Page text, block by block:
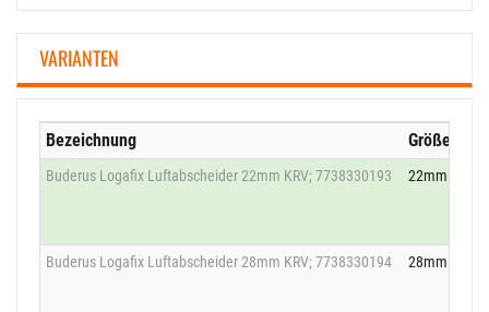
VARIANTEN
Bezeichnung Größe
Buderus Logafix Luftabscheider 22mm KRV; 7738330193 22mm
Buderus Logafix Luftabscheider 28mm KRV; 7738330194 28mm